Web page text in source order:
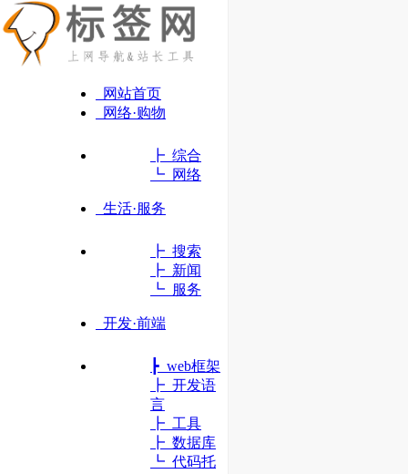
网站首页
网络·购物
┣ 综合
┗ 网络
生活·服务
┣ 搜索
┣ 新闻
┗ 服务
开发·前端
┣ web框架
┣ 开发语
言
┣ 工具
┣ 数据库
┗ 代码托